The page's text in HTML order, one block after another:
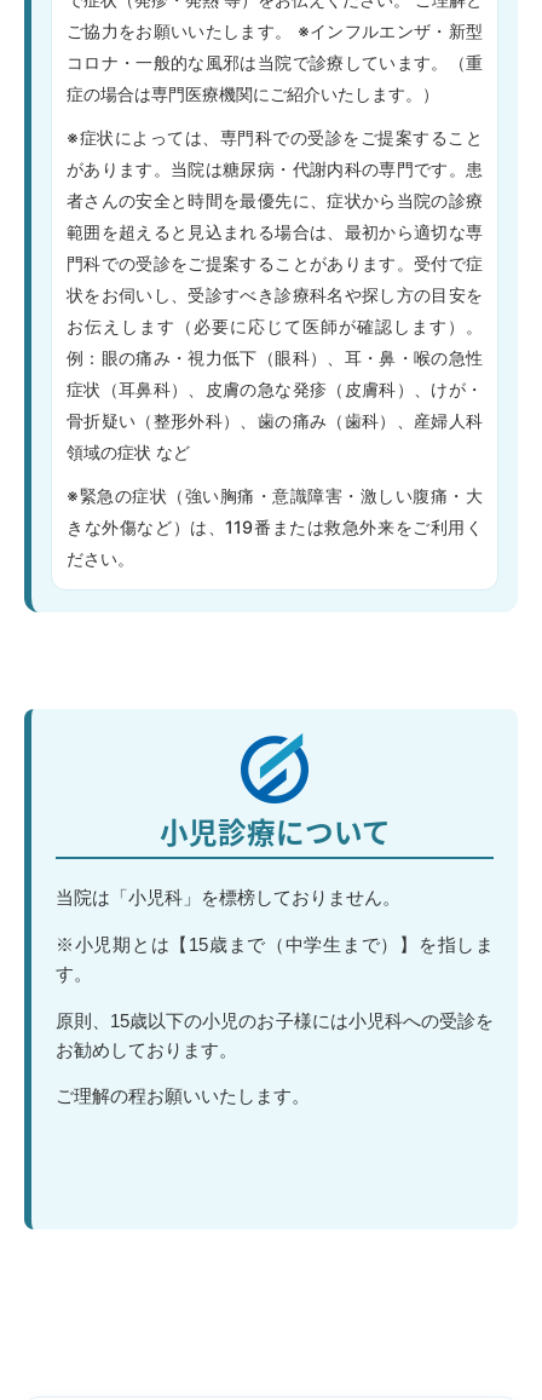
ご協力をお願いいたします。 ※インフルエンザ・新型
コロナ・一般的な風邪は当院で診療しています。（重
症の場合は専門医療機関にご紹介いたします。）
※症状によっては、専門科での受診をご提案すること
があります。当院は糖尿病・代謝内科の専門です。患
者さんの安全と時間を最優先に、症状から当院の診療
範囲を超えると見込まれる場合は、最初から適切な専
門科での受診をご提案することがあります。受付で症
状をお伺いし、受診すべき診療科名や探し方の目安を
お伝えします（必要に応じて医師が確認します）。
例：眼の痛み・視力低下（眼科）、耳・鼻・喉の急性
症状（耳鼻科）、皮膚の急な発疹（皮膚科）、けが・
骨折疑い（整形外科）、歯の痛み（歯科）、産婦人科
領域の症状 など
※緊急の症状（強い胸痛・意識障害・激しい腹痛・大
きな外傷など）は、119番または救急外来をご利用く
ださい。
小児診療について
当院は「小児科」を標榜しておりません。
※小児期とは【15歳まで（中学生まで）】を指しま
す。
原則、15歳以下の小児のお子様には小児科への受診を
お勧めしております。
ご理解の程お願いいたします。